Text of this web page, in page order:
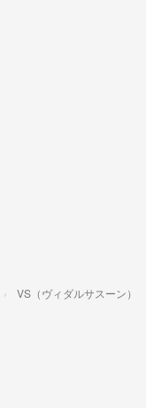
VS（ヴィダルサスーン）